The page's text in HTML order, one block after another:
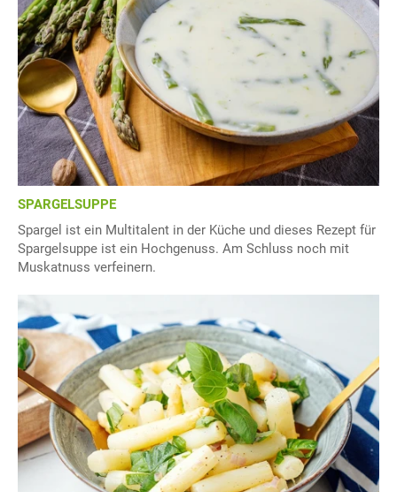
SPARGELSUPPE
Spargel ist ein Multitalent in der Küche und dieses Rezept für
Spargelsuppe ist ein Hochgenuss. Am Schluss noch mit
Muskatnuss verfeinern.